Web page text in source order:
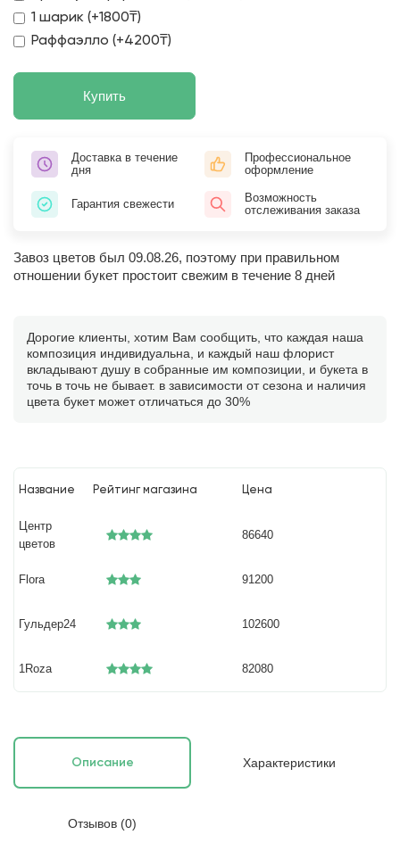
1 шарик (+1800₸)
Раффаэлло (+4200₸)
Купить
Доставка в течение
дня
Профессиональное
оформление
Гарантия свежести
Возможность
отслеживания заказа
Завоз цветов был 09.08.26, поэтому при правильном
отношении букет простоит свежим в течение 8 дней
Дорогие клиенты, хотим Вам сообщить, что каждая наша
композиция индивидуальна, и каждый наш флорист
вкладывают душу в собранные им композиции, и букета в
точь в точь не бывает. в зависимости от сезона и наличия
цвета букет может отличаться до 30%
Название Рейтинг магазина Цена
Центр
цветов
86640
Flora 91200
Гульдер24 102600
1Roza 82080
Описание Характеристики
Отзывов (0)